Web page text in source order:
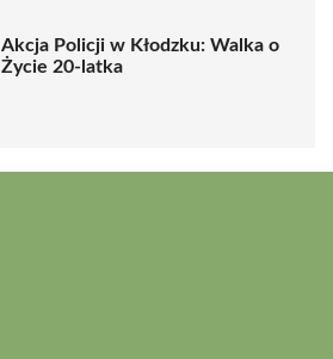
Akcja Policji w Kłodzku: Walka o
Życie 20-latka